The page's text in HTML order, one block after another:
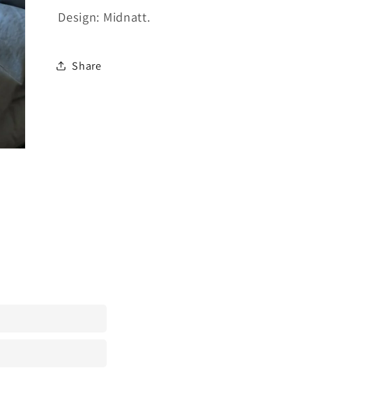
Design: Midnatt.
Share